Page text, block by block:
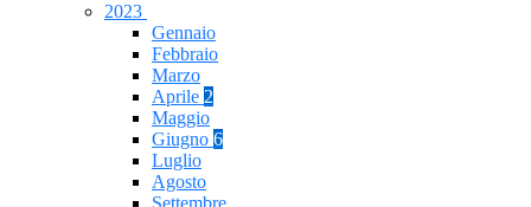
2023
Gennaio
Febbraio
Marzo
Aprile 2
Maggio
Giugno 6
Luglio
Agosto